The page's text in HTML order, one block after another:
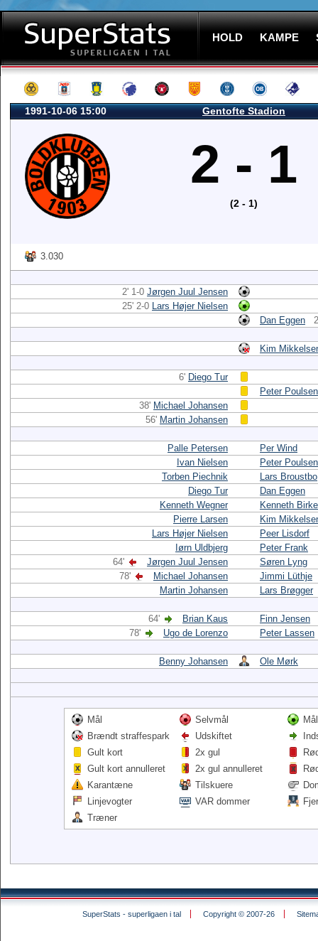
HOLD KAMPE
1991-10-06 15:00 Gentofte Stadion
2 - 1
(2 - 1)
3.030
2' 1-0 Jørgen Juul Jensen
25' 2-0 Lars Højer Nielsen
Dan Eggen
Kim
6' Diego Tur
Peter Poulsen
38' Michael Johansen
56' Martin Johansen
Palle Petersen
Per Wind
Ivan Nielsen
Peter Poulsen
Torben Piechnik
Lars Broustbo
Diego Tur
Dan Eggen
Kenneth Wegner
Kenneth
Pierre Larsen
Kim
Lars Højer Nielsen
Peer Lisdorf
Iørn Uldbjerg
Peter Frank
64'
Jørgen Juul Jensen
Søren Lyng
78'
Michael Johansen
Jimmi Lüthje
Martin Johansen
Lars Brøgger
64' Brian Kaus
Finn Jensen
78'
Ugo de Lorenzo Peter Lassen
Benny Johansen Ole Mørk
Mål Selvmål
Brændt straffespark
Udskiftet
Gult kort
2x gul
Gult kort annulleret
2x gul annulleret
Karantæne
Tilskuere
Linjevogter
VAR dommer
Træner
SuperStats - superligaen i tal Copyright © 2007-26